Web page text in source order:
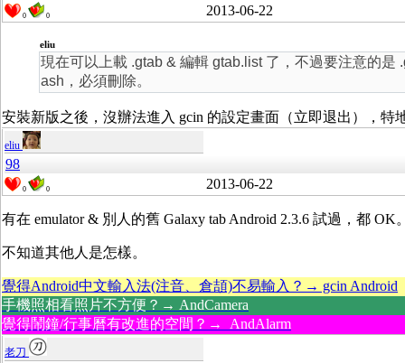
0 0 2013-06-22
eliu
現在可以上載 .gtab & 編輯 gtab.list 了，不過要注意的是
ash，必須刪除。
安裝新版之後，沒辦法進入 gcin 的設定畫面（立即退出），特
eliu
98
0 0 2013-06-22
有在 emulator & 別人的舊 Galaxy tab Android 2.3.6 試過，都 OK
不知道其他人是怎樣。
覺得Android中文輸入法(注音、倉頡)不易輸入？→ gcin Android
手機照相看照片不方便？→ AndCamera
覺得鬧鐘/行事曆有改進的空間？→ AndAlarm
老刀